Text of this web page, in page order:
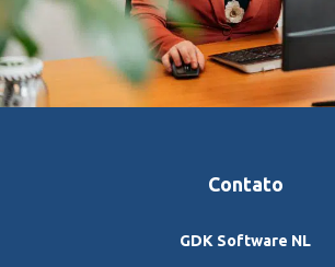
Contato
GDK Software NL